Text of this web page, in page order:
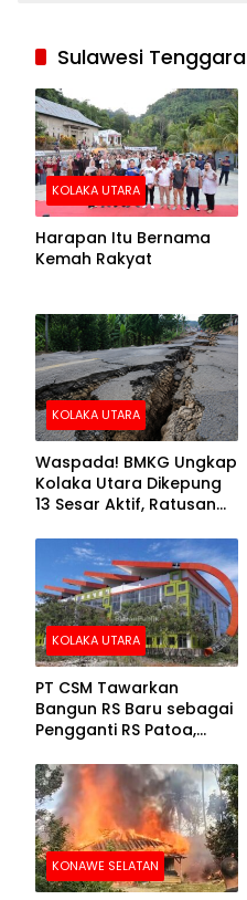
Sulawesi Tenggara
KOLAKA UTARA
Harapan Itu Bernama
Kemah Rakyat
KOLAKA UTARA
Waspada! BMKG Ungkap
Kolaka Utara Dikepung
13 Sesar Aktif, Ratusan
KOLAKA UTARA
PT CSM Tawarkan
Bangun RS Baru sebagai
Pengganti RS Patoa,
Kolut
KONAWE SELATAN